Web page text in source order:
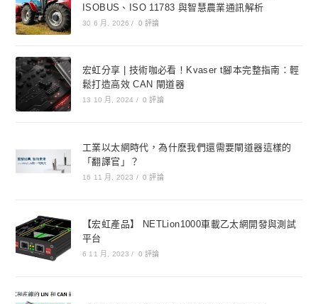
ISOBUS、ISO 11783 與智慧農業通訊解析
30 6 月, 2026 / 0 評論
宏虹分享 | 技術咖必看！Kvaser t腳本完整指南：輕
鬆打造高效 CAN 閘道器
13 10 月, 2024 / 0 評論
工業以太網時代，為什麽我們還需要閘道器這樣的
「翻譯官」？
16 11 月, 2023 / 0 評論
【宏虹產品】 NETLion1000車載乙太網開發與測試
平台
6 11 月, 2023 / 0 評論